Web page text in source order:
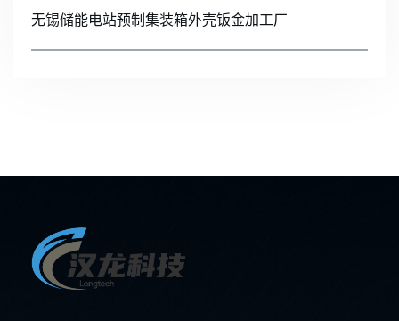
无锡储能电站预制集装箱外壳钣金加工厂